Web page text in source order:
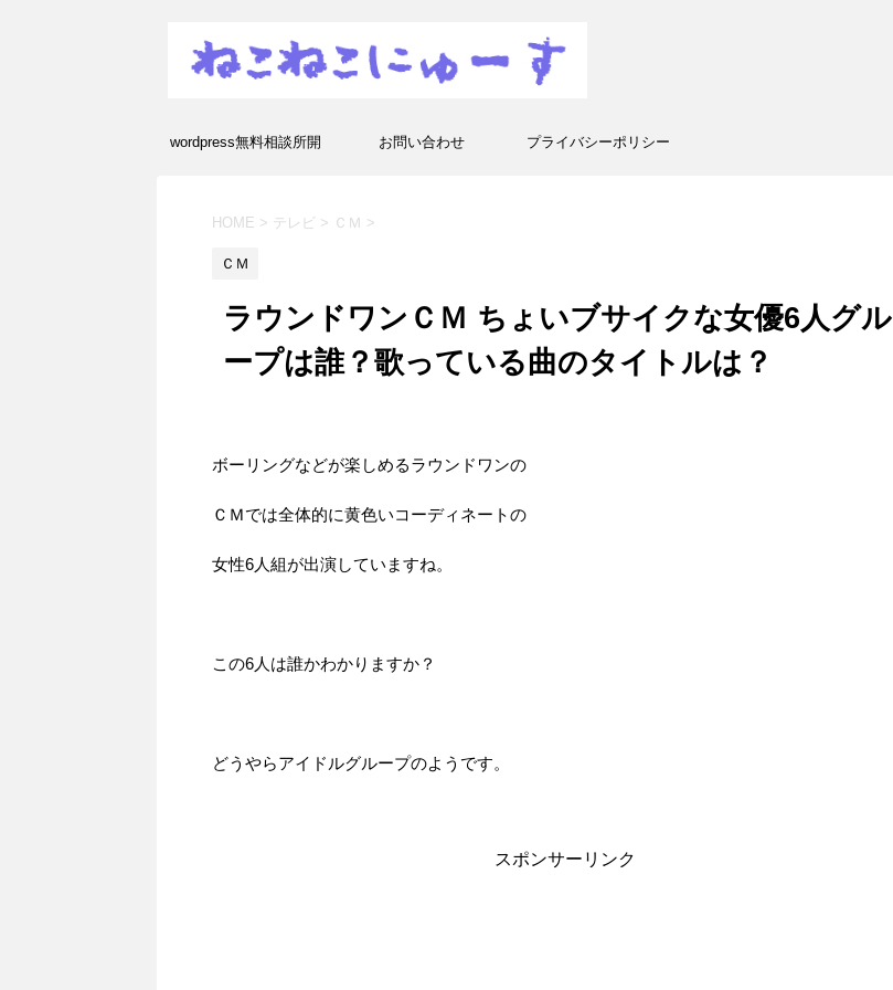
wordpress無料相談所開
ます！
お問い合わせ プライバシーポリシー
HOME > テレビ > ＣＭ >
ＣＭ
ラウンドワンＣＭ ちょいブサイクな女優6人グル
ープは誰？歌っている曲のタイトルは？
ボーリングなどが楽しめるラウンドワンの
ＣＭでは全体的に黄色いコーディネートの
女性6人組が出演していますね。
この6人は誰かわかりますか？
どうやらアイドルグループのようです。
スポンサーリンク